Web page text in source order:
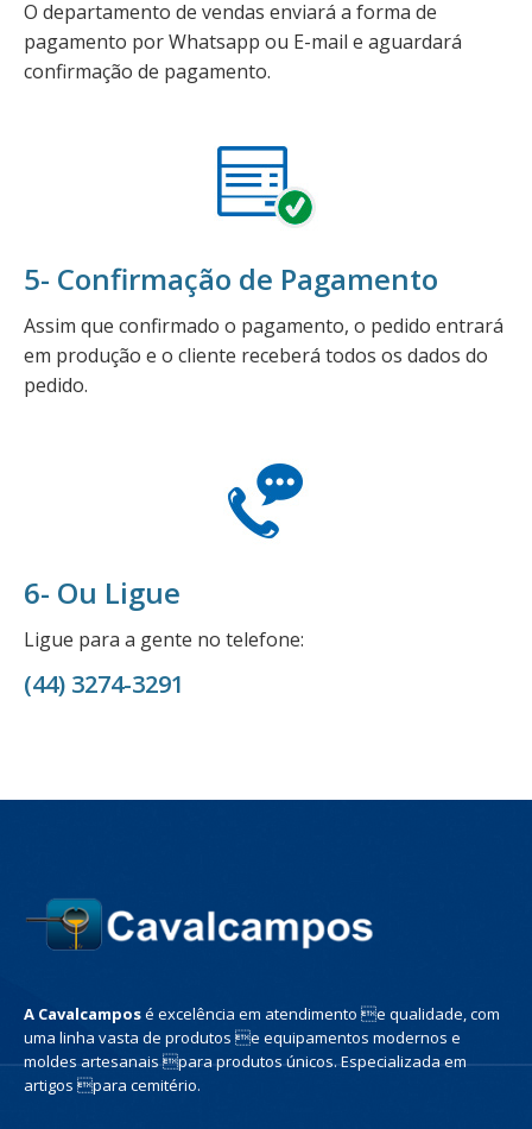
O departamento de vendas enviará a forma de
pagamento por Whatsapp ou E-mail e aguardará
confirmação de pagamento.
5- Confirmação de Pagamento
Assim que confirmado o pagamento, o pedido entrará
em produção e o cliente receberá todos os dados do
pedido.
6- Ou Ligue
Ligue para a gente no telefone:
(44) 3274-3291
A Cavalcamposé excelência em atendimento e qualidade, com
uma linha vasta de produtos e equipamentos modernos e
moldes artesanais para produtos únicos. Especializada em
artigos para cemitério.